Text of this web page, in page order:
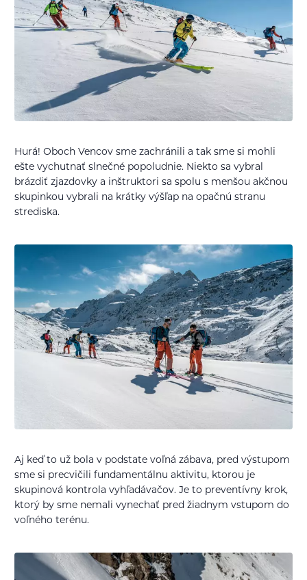
Hurá! Oboch Vencov sme zachránili a tak sme si mohli
ešte vychutnať slnečné popoludnie. Niekto sa vybral
brázdiť zjazdovky a inštruktori sa spolu s menšou akčnou
skupinkou vybrali na krátky výšľap na opačnú stranu
strediska.
Aj keď to už bola v podstate voľná zábava, pred výstupom
sme si precvičili fundamentálnu aktivitu, ktorou je
skupinová kontrola vyhľadávačov. Je to preventívny krok,
ktorý by sme nemali vynechať pred žiadnym vstupom do
voľného terénu.